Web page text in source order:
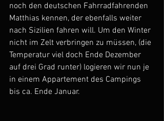
noch den deutschen Fahrradfahrenden
Matthias kennen, der ebenfalls weiter
nach Sizilien fahren will. Um den Winter
nicht im Zelt verbringen zu müssen, (die
Temperatur viel doch Ende Dezember
auf drei Grad runter) logieren wir nun je
in einem Appartement des Campings
bis ca. Ende Januar.